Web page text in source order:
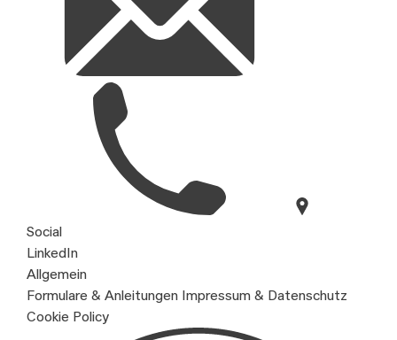
Social
LinkedIn
Allgemein
Formulare & Anleitungen Impressum & Datenschutz
Cookie Policy